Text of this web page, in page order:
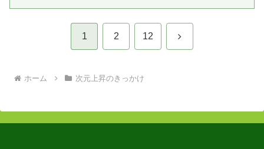
1 2 12 次
ホーム 次元上昇のきっかけ